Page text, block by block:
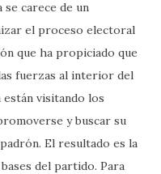
carece de un
el proceso electoral
que ha propiciado que
fuerzas al interior del
visitando los
y buscar su
El resultado es la
del partido. Para